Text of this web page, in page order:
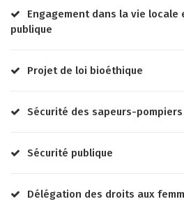
Engagement dans la vie locale
publique
Projet de loi bioéthique
Sécurité des sapeurs-pompiers
Sécurité publique
Délégation des droits aux